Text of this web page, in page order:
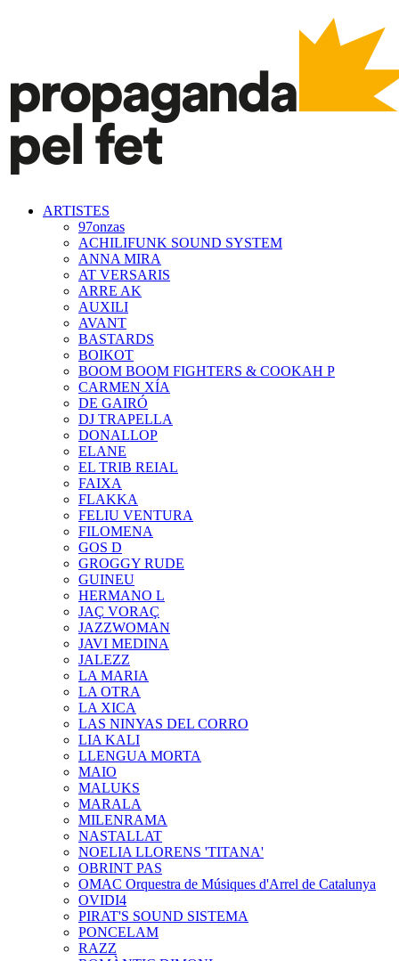
ARTISTES
97onzas
ACHILIFUNK SOUND SYSTEM
ANNA MIRA
AT VERSARIS
ARRE AK
AUXILI
AVANT
BASTARDS
BOIKOT
BOOM BOOM FIGHTERS & COOKAH P
CARMEN XÍA
DE GAIRÓ
DJ TRAPELLA
DONALLOP
ELANE
EL TRIB REIAL
FAIXA
FLAKKA
FELIU VENTURA
FILOMENA
GOS D
GROGGY RUDE
GUINEU
HERMANO L
JAÇ VORAÇ
JAZZWOMAN
JAVI MEDINA
JALEZZ
LA MARIA
LA OTRA
LA XICA
LAS NINYAS DEL CORRO
LIA KALI
LLENGUA MORTA
MAIO
MALUKS
MARALA
MILENRAMA
NASTALLAT
NOELIA LLORENS 'TITANA'
OBRINT PAS
OMAC Orquestra de Músiques d'Arrel de Catalunya
OVIDI4
PIRAT'S SOUND SISTEMA
PONCELAM
RAZZ